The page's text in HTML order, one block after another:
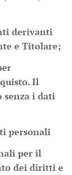
derivanti
e Titolare;
Il
senza i dati
personali
per il
dei diritti e